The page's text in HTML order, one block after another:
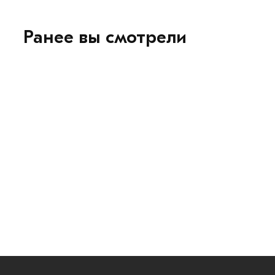
Ранее вы смотрели